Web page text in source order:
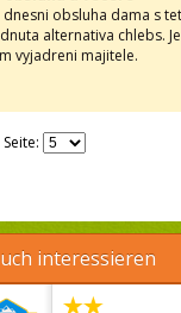
dnesni obsluha dama s
alternativa chlebs.
vyjadreni majitele.
interessieren